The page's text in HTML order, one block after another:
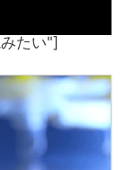
たい"]